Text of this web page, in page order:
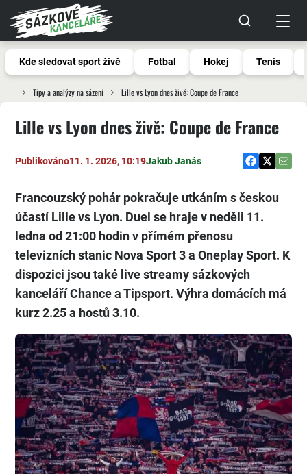
Kde sledovat sport živě Fotbal Hokej Tenis
Tipy a analýzy na sázení Lille vs Lyon dnes živě: Coupe de France
Lille vs Lyon dnes živě: Coupe de France
Publikováno11. 1. 2026, 10:19Jakub Janás
Francouzský pohár pokračuje utkáním s českou
účastí Lille vs Lyon. Duel se hraje v neděli 11.
ledna od 21:00 hodin v přímém přenosu
televizních stanic Nova Sport 3 a Oneplay Sport. K
dispozici jsou také live streamy sázkových
kanceláří Chance a Tipsport. Výhra domácích má
kurz 2.25 a hostů 3.10.